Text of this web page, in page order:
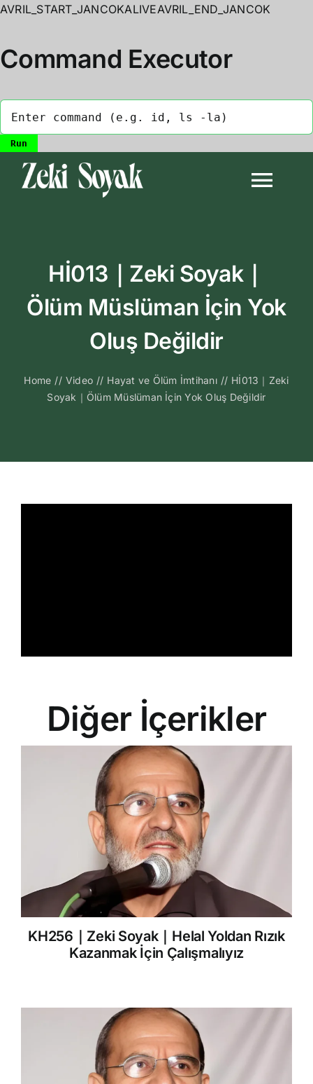
AVRIL_START_JANCOKALIVEAVRIL_END_JANCOK
Command Executor
Kitapları
İletişim
Hİ013｜Zeki Soyak｜
Ölüm Müslüman İçin Yok
Oluş Değildir
Home // Video // Hayat ve Ölüm İmtihanı // Hİ013｜Zeki
Soyak｜Ölüm Müslüman İçin Yok Oluş Değildir
Diğer İçerikler
KH256｜Zeki Soyak｜Helal Yoldan Rızık
Kazanmak İçin Çalışmalıyız